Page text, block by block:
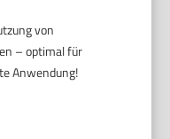
von
– optimal für
Anwendung!